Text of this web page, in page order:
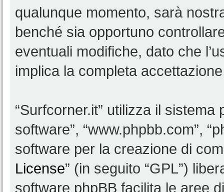
qualunque momento, sarà
benché sia opportuno
eventuali modifiche, dato che
implica la completa
“Surfcorner.it” utilizza il sistema
software”, “www.phpbb.com”,
software per la creazione di
License” (in seguito “GPL”)
software phpBB facilita le aree